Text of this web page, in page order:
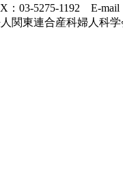
：03-5275-1192 E-mail
関東連合産科婦人科